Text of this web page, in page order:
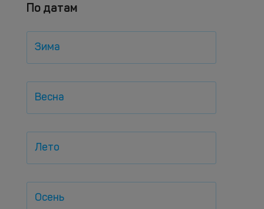
По датам
Зима
Весна
Лето
Осень